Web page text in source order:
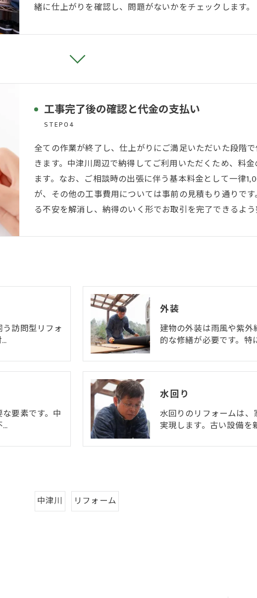
緒に仕上がりを確認し、問題がないかをチェックします。
工事完了後の確認と代金の支払い
STEP04
全ての作業が終了し、仕上がりにご満足いただいた段階
きます。中津川周辺で納得してご利用いただくため、料
ます。なお、ご相談時の出張に伴う基本料金として一律
が、その他の工事費用については事前の見積もり通りで
る不安を解消し、納得のいく形でお取引を完了できるよう
訪問型リフォ
外装
建物の外装は雨風や紫
的な修繕が必要です。特
要素です。中
…
水回り
水回りのリフォームは
実現します。古い設備を
中津川 リフォーム